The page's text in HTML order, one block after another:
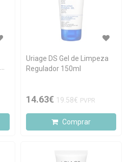
Uriage DS Gel de Limpeza
Regulador 150ml
14.63€ 19.58€ PVPR
Comprar